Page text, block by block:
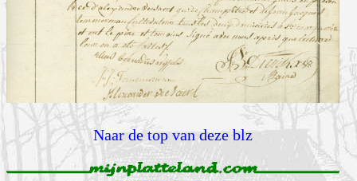
Naar de top van deze blz